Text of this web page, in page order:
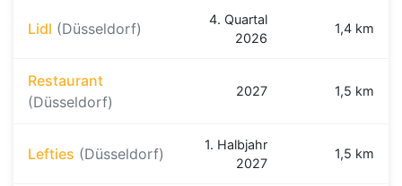
Lidl (Düsseldorf)
4. Quartal
2026
1,4 km
Restaurant
(Düsseldorf)
2027 1,5 km
Lefties (Düsseldorf)
1. Halbjahr
2027
1,5 km